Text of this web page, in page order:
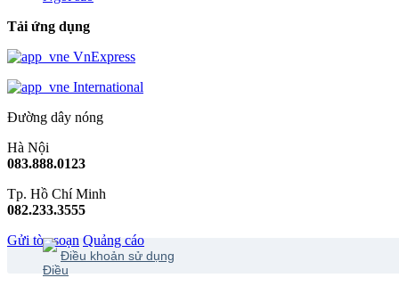
Tải ứng dụng
VnExpress
International
Đường dây nóng
Hà Nội
083.888.0123
Tp. Hồ Chí Minh
082.233.3555
Gửi tòa soạn Quảng cáo
Điều khoản sử dụng